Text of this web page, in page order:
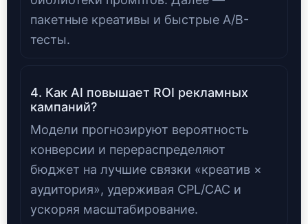
пакетные креативы и быстрые A/B-
тесты.
4. Как AI повышает ROI рекламных
кампаний?
Модели прогнозируют вероятность
конверсии и перераспределяют
бюджет на лучшие связки «креатив ×
аудитория», удерживая CPL/CAC и
ускоряя масштабирование.